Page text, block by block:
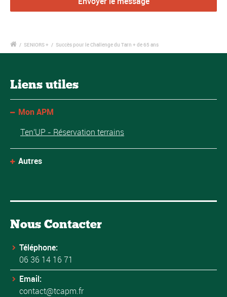
/ SENIORS + / Succès pour le Challenge du Tarn + de 65 ans
Liens utiles
Mon APM
Ten'UP - Réservation terrains
Autres
Nous Contacter
Téléphone:
06 36 14 16 71
Email:
contact@tcapm.fr